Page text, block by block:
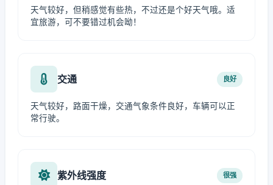
天气较好，但稍感觉有些热，不过还是个好天气哦。适
宜旅游，可不要错过机会呦！
交通 良好
天气较好，路面干燥，交通气象条件良好，车辆可以正
常行驶。
紫外线强度 很强